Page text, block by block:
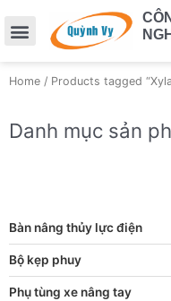
Home / Products tagged
Danh mục sản
Bàn nâng thủy lực điện
Bộ kẹp phuy
Phụ tùng xe nâng tay